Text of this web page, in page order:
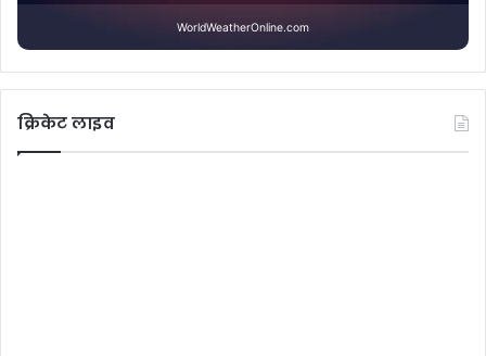
WorldWeatherOnline.com
क्रिकेट लाइव